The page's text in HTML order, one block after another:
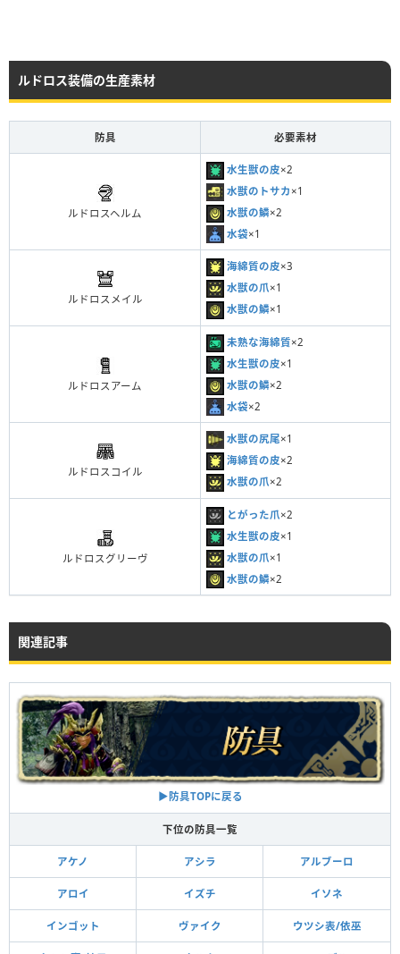
ルドロス装備の生産素材
防具 必要素材
ルドロスヘルム
水生獣の皮×2
水獣のトサカ ×1
水獣の鱗×2
水袋×1
ルドロスメイル
海綿質の皮×3
水獣の爪×1
水獣の鱗×1
ルドロスアーム
未熟な海綿質×2
水生獣の皮×1
水獣の鱗×2
水袋×2
ルドロスコイル
水獣の尻尾×1
海綿質の皮×2
水獣の爪×2
ルドロスグリーヴ
とがった爪×2
水生獣の皮×1
水獣の爪×1
水獣の鱗×2
関連記事
▶︎防具TOPに戻る
下位の防具一覧
アケノ アシラ アルブーロ
アロイ イズチ イソネ
インゴット ヴァイク ウツシ表/依巫